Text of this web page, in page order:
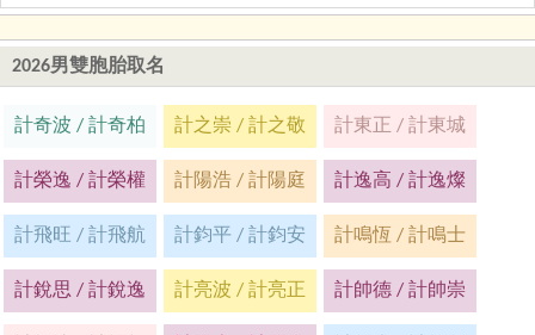
2026男雙胞胎取名
計奇波 / 計奇柏 計之崇 / 計之敬 計東正 / 計東城
計榮逸 / 計榮權 計陽浩 / 計陽庭 計逸高 / 計逸燦
計飛旺 / 計飛航 計鈞平 / 計鈞安 計鳴恆 / 計鳴士
計銳思 / 計銳逸 計亮波 / 計亮正 計帥德 / 計帥崇